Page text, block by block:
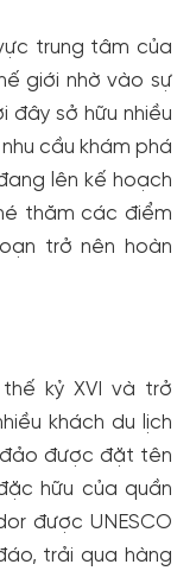
trung tâm của
giới nhờ vào sự
đây sở hữu nhiều
cầu khám phá
lên kế hoạch
thăm các điểm
trở nên hoàn
kỷ XVI và trở
khách du lịch
được đặt tên
hữu của quần
được UNESCO
trải qua hàng